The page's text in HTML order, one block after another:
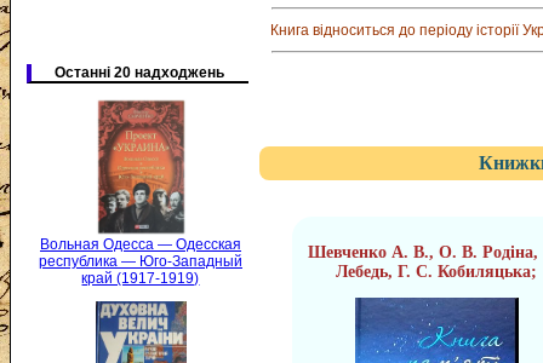
Останні 20 надходжень
Вольная Одесса — Одесская
республика — Юго-Западный
край (1917-1919)
Книга відноситься до періоду історії
Шевченко А. В., О. В. Родіна,
Лебедь, Г. С. Кобиляцька;